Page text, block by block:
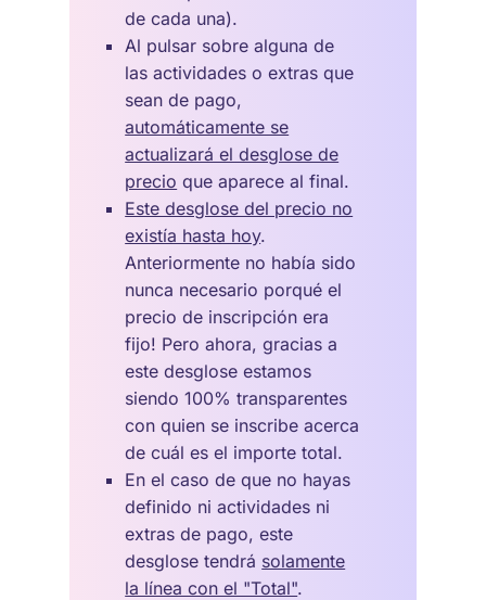
de cada una).
Al pulsar sobre alguna de
las actividades o extras que
sean de pago,
automáticamente se
actualizará el desglose de
precio que aparece al final.
Este desglose del precio no
existía hasta hoy.
Anteriormente no había sido
nunca necesario porqué el
precio de inscripción era
fijo! Pero ahora, gracias a
este desglose estamos
siendo 100% transparentes
con quien se inscribe acerca
de cuál es el importe total.
En el caso de que no hayas
definido ni actividades ni
extras de pago, este
desglose tendrá solamente
la línea con el "Total".